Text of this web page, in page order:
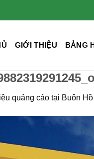
GIỚI THIỆU BẢNG
quảng cáo tại Buôn